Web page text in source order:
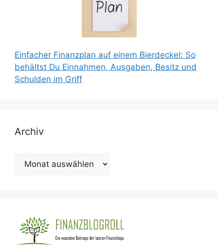
Einfacher Finanzplan auf einem Bierdeckel: So
behältst Du Einnahmen, Ausgaben, Besitz und
Schulden im Griff
Archiv
Archiv